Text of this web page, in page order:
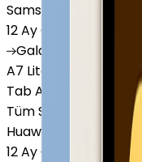
Samsung Tablet
12 Ay Garanti
Galaxy
A7 Lite
Tab A11
Tüm Samsung
Huawei Tablet
12 Ay Garanti
6 Taksit